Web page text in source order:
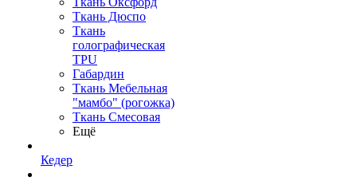
Ткань Дюспо
Ткань
голографическая
TPU
Габардин
Ткань Мебельная
"мамбо" (рогожка)
Ткань Смесовая
Ещё
Кедер